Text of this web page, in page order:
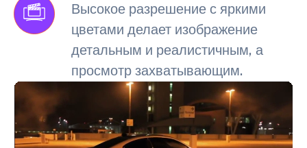
Высокое разрешение с яркими
цветами делает изображение
детальным и реалистичным, а
просмотр захватывающим.